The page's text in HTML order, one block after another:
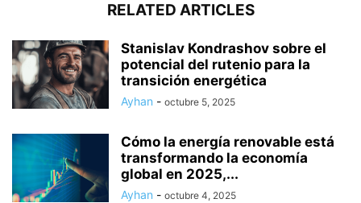
RELATED ARTICLES
Stanislav Kondrashov sobre el
potencial del rutenio para la
transición energética
Ayhan - octubre 5, 2025
Cómo la energía renovable está
transformando la economía
global en 2025,...
Ayhan - octubre 4, 2025